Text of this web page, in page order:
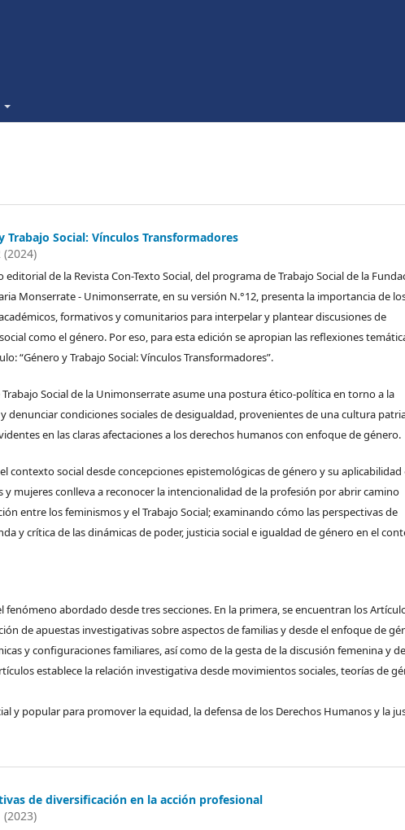
Trabajo Social: Vínculos Transformadores
editorial de la Revista Con-Texto Social, del programa de Trabajo Social de la
Monserrate - Unimonserrate, en su versión N.°12, presenta la importancia de
formativos y comunitarios para interpelar y plantear discusiones de
como el género. Por eso, para esta edición se apropian las reflexiones
“Género y Trabajo Social: Vínculos Transformadores”.
Social de la Unimonserrate asume una postura ético-política en torno a la
denunciar condiciones sociales de desigualdad, provenientes de una cultura
en las claras afectaciones a los derechos humanos con enfoque de género.
contexto social desde concepciones epistemológicas de género y su aplicabilidad
mujeres conlleva a reconocer la intencionalidad de la profesión por abrir camino
entre los feminismos y el Trabajo Social; examinando cómo las perspectivas de
y crítica de las dinámicas de poder, justicia social e igualdad de género en el
fenómeno abordado desde tres secciones. En la primera, se encuentran los
de apuestas investigativas sobre aspectos de familias y desde el enfoque de
y configuraciones familiares, así como de la gesta de la discusión femenina y de
establece la relación investigativa desde movimientos sociales, teorías de
y popular para promover la equidad, la defensa de los Derechos Humanos y la
de diversificación en la acción profesional